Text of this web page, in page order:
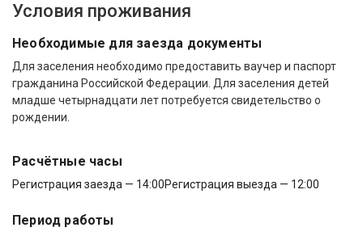
Условия проживания
Необходимые для заезда документы
Для заселения необходимо предоставить ваучер и паспорт
гражданина Российской Федерации. Для заселения детей
младше четырнадцати лет потребуется свидетельство о
рождении.
Расчётные часы
Регистрация заезда — 14:00Регистрация выезда — 12:00
Период работы